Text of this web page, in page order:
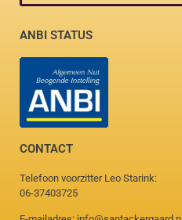
ANBI STATUS
CONTACT
Telefoon voorzitter Leo Starink:
06-37403725